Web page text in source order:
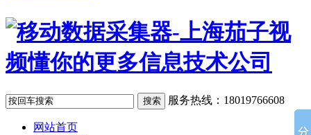
服务热线：18019766608
网站首页